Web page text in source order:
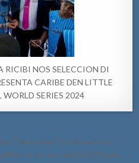
RICIBI NOS SELECCION DI
CARIBE DEN LITTLE
WORLD SERIES 2024
Ebrina Ana Catharina Curet.
Mucha cu nan pechi di Chispito →